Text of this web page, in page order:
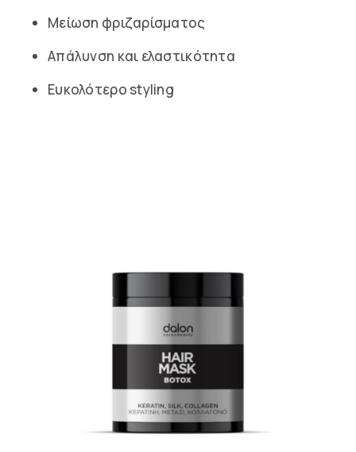
Μείωση φριζαρίσματος
Απάλυνση και ελαστικότητα
Ευκολότερο styling